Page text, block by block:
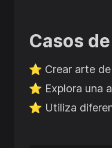
Casos
⭐️ Crear arte
⭐️ Explora una
⭐️ Utiliza